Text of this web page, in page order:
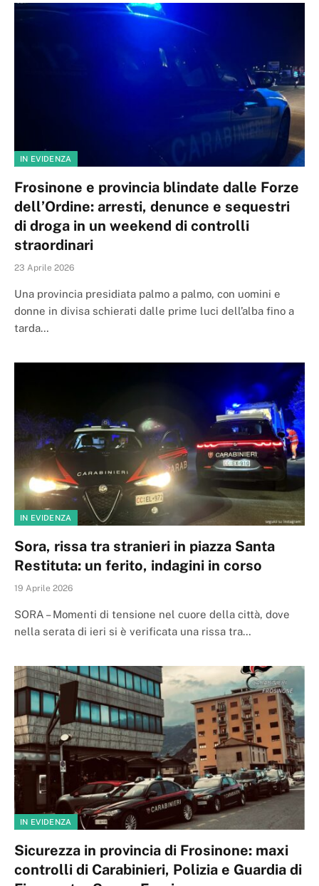
IN EVIDENZA
Frosinone e provincia blindate dalle Forze
dell’Ordine: arresti, denunce e sequestri
di droga in un weekend di controlli
straordinari
23 Aprile 2026
Una provincia presidiata palmo a palmo, con uomini e
donne in divisa schierati dalle prime luci dell’alba fino a
tarda…
IN EVIDENZA
Sora, rissa tra stranieri in piazza Santa
Restituta: un ferito, indagini in corso
19 Aprile 2026
SORA – Momenti di tensione nel cuore della città, dove
nella serata di ieri si è verificata una rissa tra…
IN EVIDENZA
Sicurezza in provincia di Frosinone: maxi
controlli di Carabinieri, Polizia e Guardia di